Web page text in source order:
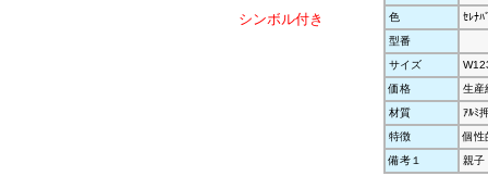
シンボル付き
色
ｾﾚﾅﾊ
型番
サイズ
価格
生産
材質
ｱﾙﾐ
特徴
個性
備考１
親子